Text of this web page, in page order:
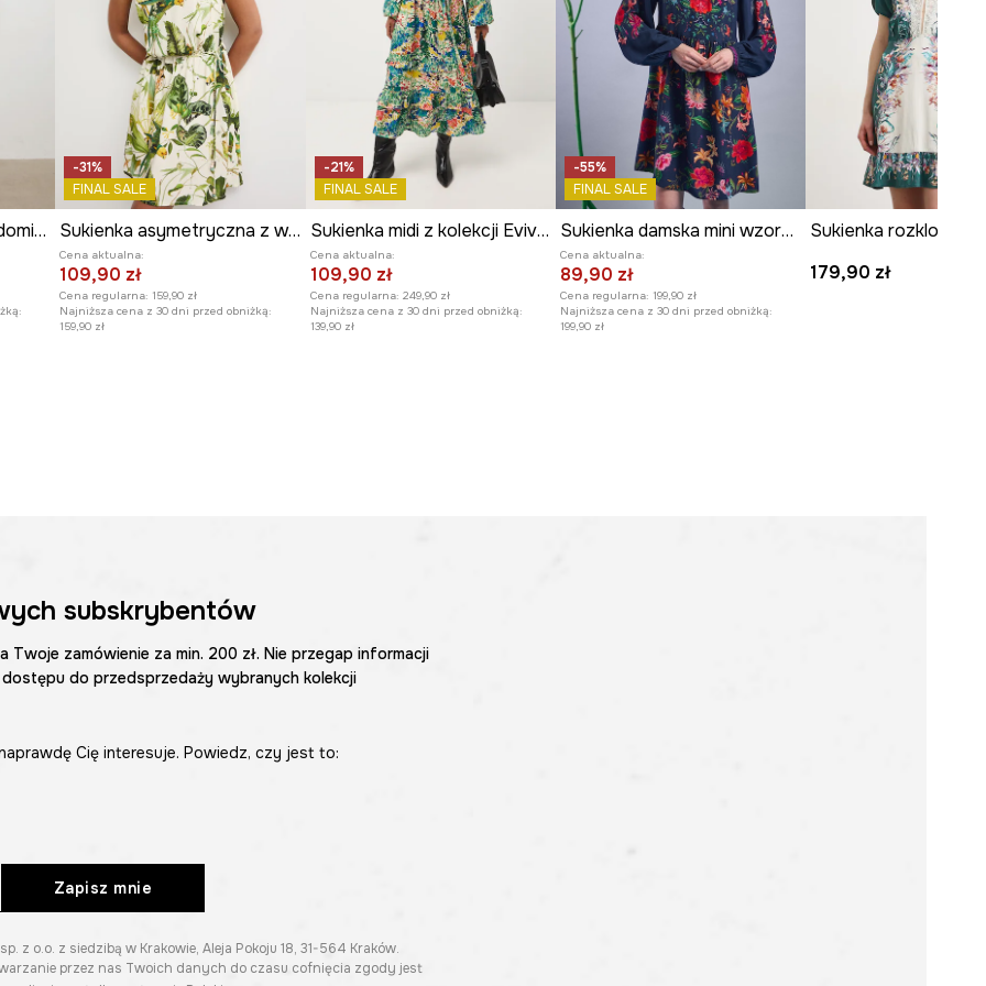
Sukienka kopertowa z domieszką lnu z kolekcji Ilona Tambor x Medicine
-31%
FINAL SALE
Sukienka asymetryczna z wiskozy
Cena aktualna:
109,90 zł
Cena regularna: 159,90 zł
Najniższa cena z 30 dni przed obniżką:
159,90 zł
-21%
FINAL SALE
Sukienka midi z kolekcji Eviva L'arte
Cena aktualna:
109,90 zł
Cena regularna: 249,90 zł
Najniższa cena z 30 dni przed obniżką:
139,90 zł
-55%
FINAL SALE
Sukienka damska mini wzorzysta
Cena aktualna:
89,90 zł
Cena regularna: 199,90 zł
Najniższa cena z 30 dni przed obniżką:
199,90 zł
179,90 zł
subskrybentów
zamówienie za min. 200 zł. Nie przegap informacji
do przedsprzedaży wybranych kolekcji
Cię interesuje. Powiedz, czy jest to:
Zapisz mnie
o.o. z siedzibą w Krakowie, Aleja Pokoju 18, 31-564 Kraków.
przez nas Twoich danych do czasu cofnięcia zgody jest